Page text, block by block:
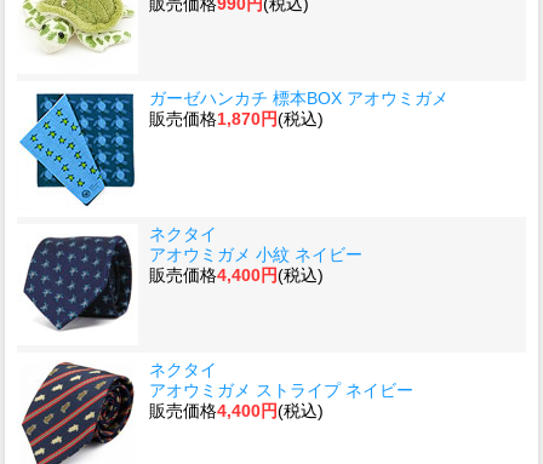
ガーゼハンカチ 標本BOX アオウミガメ
販売価格1,870円(税込)
ネクタイ
アオウミガメ 小紋 ネイビー
販売価格4,400円(税込)
ネクタイ
アオウミガメ ストライプ ネイビー
販売価格4,400円(税込)